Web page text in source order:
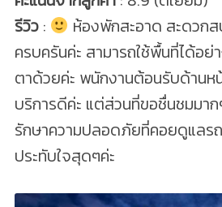
รีวิว:
ห้องพักสะอาด สะดวก
ครบครันค่ะ สามารถใช้พื้นที่ได้อ
ตาด้วยค่ะ พนักงานต้อนรับด้านห
บริการดีค่ะ แต่ส่วนที่ขอชื่นชมมาก
รักษาความปลอดภัยที่คอยดูแลรถ
ประทับใจสุดๆค่ะ